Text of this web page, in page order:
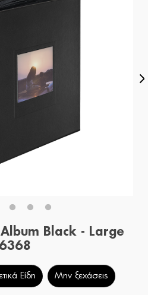
Black - Large
6368
Είδη Μην ξεχάσεις